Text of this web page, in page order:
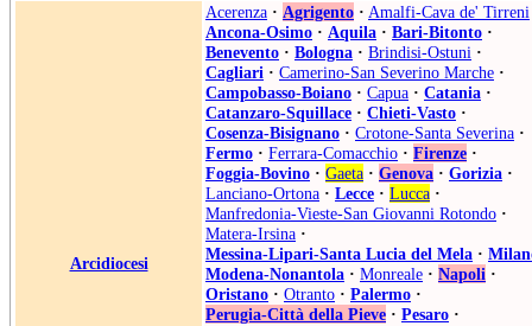
Arcidiocesi
Acerenza · Agrigento · Amalfi-Cava de' Tirreni
Ancona-Osimo · Aquila · Bari-Bitonto ·
Benevento · Bologna · Brindisi-Ostuni ·
Cagliari · Camerino-San Severino Marche ·
Campobasso-Boiano · Capua · Catania ·
Catanzaro-Squillace · Chieti-Vasto ·
Cosenza-Bisignano · Crotone-Santa Severina ·
Fermo · Ferrara-Comacchio · Firenze ·
Foggia-Bovino · Gaeta · Genova · Gorizia ·
Lanciano-Ortona · Lecce · Lucca ·
Manfredonia-Vieste-San Giovanni Rotondo ·
Matera-Irsina ·
Messina-Lipari-Santa Lucia del Mela ·
Modena-Nonantola · Monreale · Napoli ·
Oristano · Otranto · Palermo ·
Perugia-Città della Pieve · Pesaro ·